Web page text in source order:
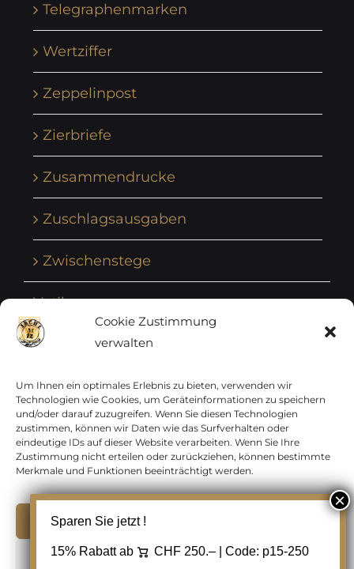
Cookie Zustimmung
verwalten
Um Ihnen ein optimales Erlebnis zu bieten, verwenden wir
Technologien wie Cookies, um Geräteinformationen zu speichern
und/oder darauf zuzugreifen. Wenn Sie diesen Technologien
zustimmen, können wir Daten wie das Surfverhalten oder
eindeutige IDs auf dieser Website verarbeiten. Wenn Sie Ihre
Zustimmung nicht erteilen oder zurückziehen, können bestimmte
Merkmale und Funktionen beeinträchtigt werden.
Ablehnen
Telegraphenmarken
Wertziffer
Zeppelinpost
Zierbriefe
Zusammendrucke
Zuschlagsausgaben
Zwischenstege
Vatikan
Vereinte Nationen
Vorphilatelie
Zensurbelege Österreich
Zensurbelege Schweiz
Copyright 2012 - 2024 URAY GmbH | All Rights
Sparen Sie jetzt !
15% Rabatt ab CHF 250.– | Code: p15-250